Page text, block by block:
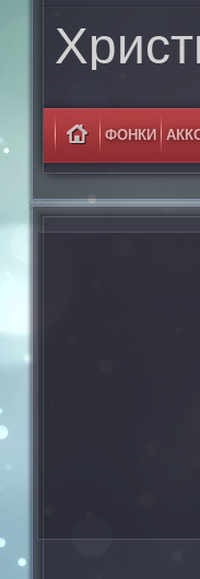
ФОНКИ